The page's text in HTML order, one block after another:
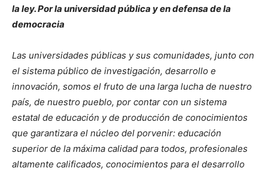
la ley. Por la universidad pública y en defensa de la
democracia
Las universidades públicas y sus comunidades, junto con
el sistema público de investigación, desarrollo e
innovación, somos el fruto de una larga lucha de nuestro
país, de nuestro pueblo, por contar con un sistema
estatal de educación y de producción de conocimientos
que garantizara el núcleo del porvenir: educación
superior de la máxima calidad para todos, profesionales
altamente calificados, conocimientos para el desarrollo